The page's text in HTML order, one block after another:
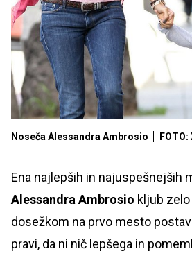
Noseča Alessandra Ambrosio FOTO:
Ena najlepših in najuspešnejših
AlessandraAmbrosio kljub
dosežkom na prvo mesto
pravi, da ni nič lepšega in